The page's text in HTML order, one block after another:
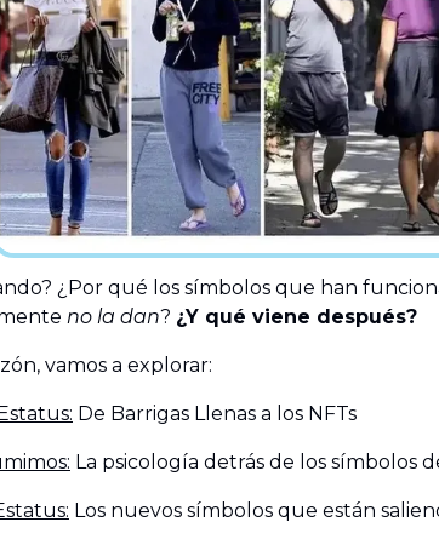
¿Por qué los símbolos que han
no la dan? ¿Y qué viene después?
vamos a explorar:
De Barrigas Llenas a los NFTs
La psicología detrás de los símbolos
Los nuevos símbolos que están